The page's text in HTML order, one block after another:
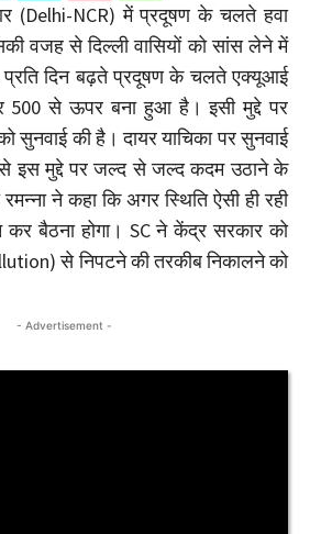
(Delhi-NCR) में प्रदूषण के चलते हवा
वजह से दिल्ली वासियों को सांस लेने में
प्रति दिन बढ़ते प्रदूषण के चलते एक्यूआई
500 से ऊपर बना हुआ है। इसी मुद्दे पर
सुनवाई की है। दायर याचिका पर सुनवाई
इस मुद्दे पर जल्द से जल्द कदम उठाने के
ने कहा कि अगर स्थिति ऐसी ही रही
कर बैठना होगा। SC ने केंद्र सरकार को
से निपटने की तरकीब निकालने को
- Advertisement -